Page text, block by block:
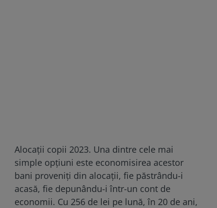
Alocaţii copii 2023. Una dintre cele mai
simple opțiuni este economisirea acestor
bani proveniți din alocații, fie păstrându-i
acasă, fie depunându-i într-un cont de
economii. Cu 256 de lei pe lună, în 20 de ani,